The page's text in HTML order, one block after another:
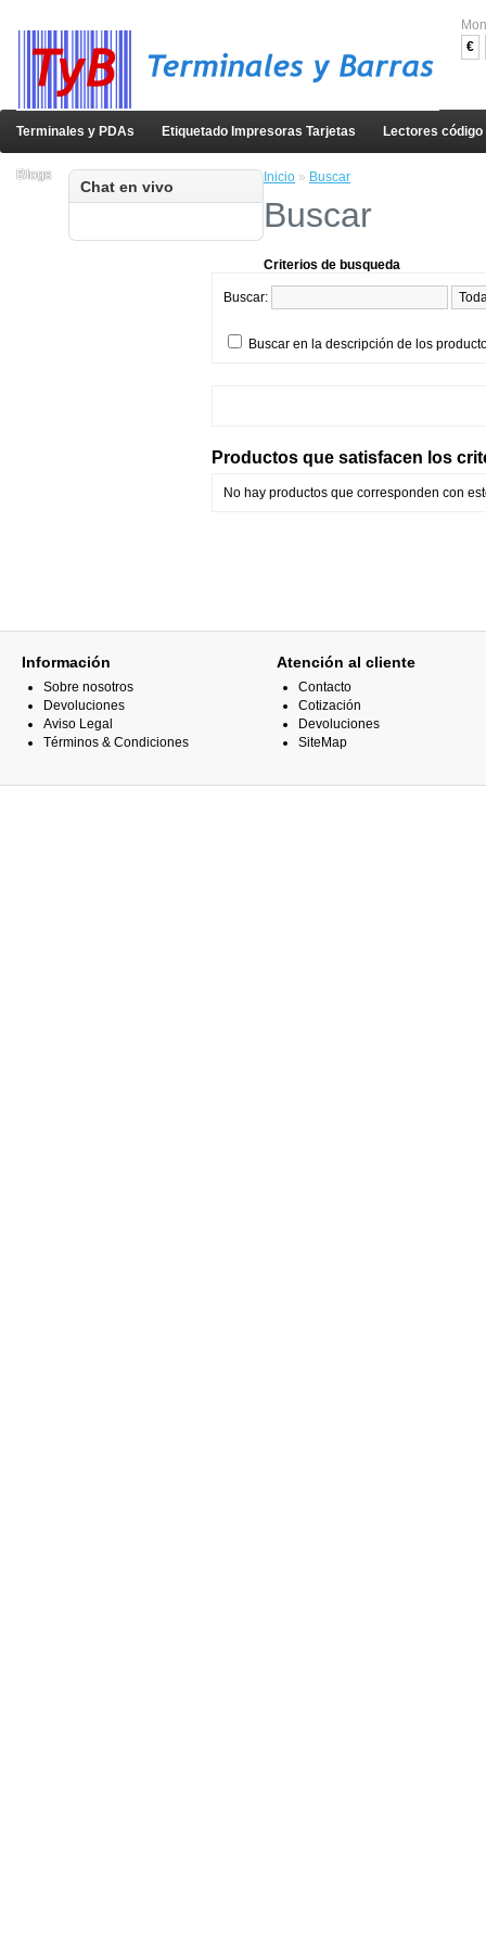
€
Terminales y PDAs Etiquetado Impresoras Tarjetas Lectores
Blogs
Chat en vivo
Inicio » Buscar
Buscar
Criterios de busqueda
Buscar:
Buscar en la descripción de los
Productos que satisfacen los
No hay productos que corresponden con
Información
Sobre nosotros
Devoluciones
Aviso Legal
Términos & Condiciones
Atención al cliente
Contacto
Cotización
Devoluciones
SiteMap